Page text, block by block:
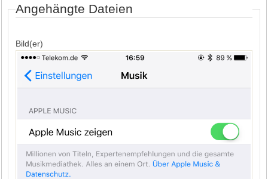
Angehängte Dateien
Bild(er)